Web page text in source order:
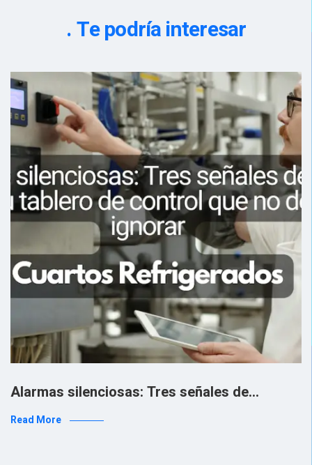
Te podría interesar
Alarmas silenciosas: Tres señales de…
Read More